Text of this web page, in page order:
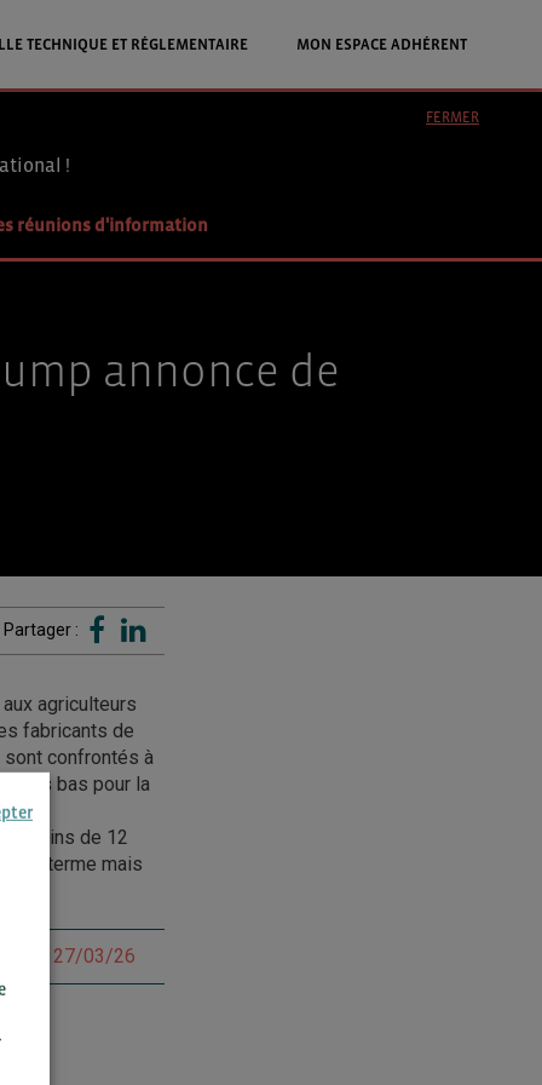
TECHNIQUE ET RÉGLEMENTAIRE MON ESPACE ADHÉRENT
!
réunions d'information
FERMER
annonce de
Partager :
agriculteurs
fabricants de
confrontés à
bas pour la
de 12
terme mais
– 27/03/26